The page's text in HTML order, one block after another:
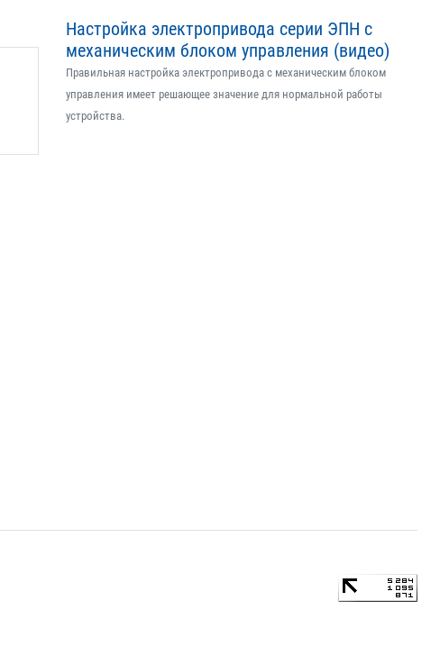
Настройка электропривода серии ЭПН с
механическим блоком управления (видео)
Правильная настройка электропривода с механическим блоком
управления имеет решающее значение для нормальной работы
устройства.